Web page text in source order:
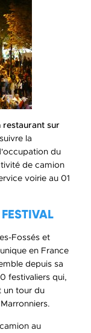
restaurant sur
la
du
de camion
voirie au 01
Fossés et
en France
depuis sa
festivaliers qui,
un tour du
au